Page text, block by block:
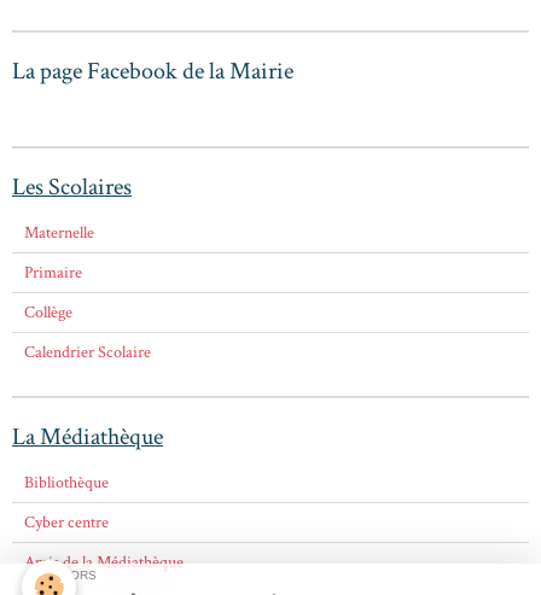
La page Facebook de la Mairie
Les Scolaires
Maternelle
Primaire
Collège
Calendrier Scolaire
La Médiathèque
Bibliothèque
Cyber centre
Amis de la Médiathèque
SPONSORS